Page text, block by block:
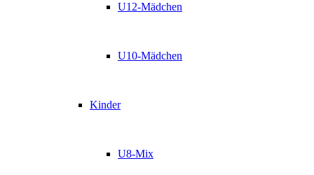
U12-Mädchen
U10-Mädchen
Kinder
U8-Mix